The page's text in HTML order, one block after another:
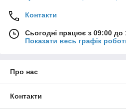
Контакти
Сьогодні працює з 09:00 до
Показати весь графік
Про нас
Контакти